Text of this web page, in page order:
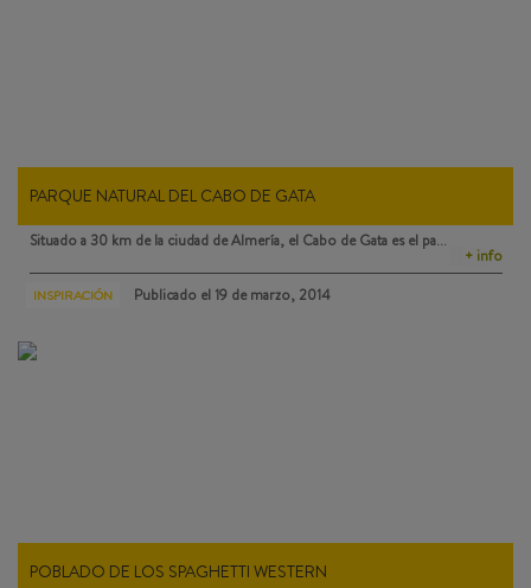
PARQUE NATURAL DEL CABO DE GATA
Situado a 30 km de la ciudad de Almería, el Cabo de Gata es el pa…
+ info
INSPIRACIÓN Publicado el 19 de marzo, 2014
POBLADO DE LOS SPAGHETTI WESTERN